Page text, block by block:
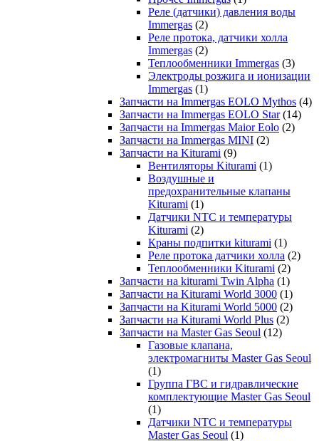
Реле (датчики) давления воды
Immergas (2)
Реле протока, датчики холла
Immergas (2)
Теплообменники Immergas (3)
Электроды розжига и ионизации
Immergas (1)
Запчасти на Immergas EOLO Mythos (4)
Запчасти на Immergas EOLO Star (14)
Запчасти на Immergas Maior Eolo (2)
Запчасти на Immergas MINI (2)
Запчасти на Kiturami (9)
Вентиляторы Kiturami (1)
Воздушные и
предохранительные клапаны
Kiturami (1)
Датчики NTC и температуры
Kiturami (2)
Краны подпитки kiturami (1)
Реле протока датчики холла (2)
Теплообменники Kiturami (2)
Запчасти на kiturami Twin Alpha (1)
Запчасти на Kiturami World 3000 (1)
Запчасти на Kiturami World 5000 (2)
Запчасти на Kiturami World Plus (2)
Запчасти на Master Gas Seoul (12)
Газовые клапана,
электромагниты Master Gas Seoul
(1)
Группа ГВС и гидравлические
комплектующие Master Gas Seoul
(1)
Датчики NTC и температуры
Master Gas Seoul (1)